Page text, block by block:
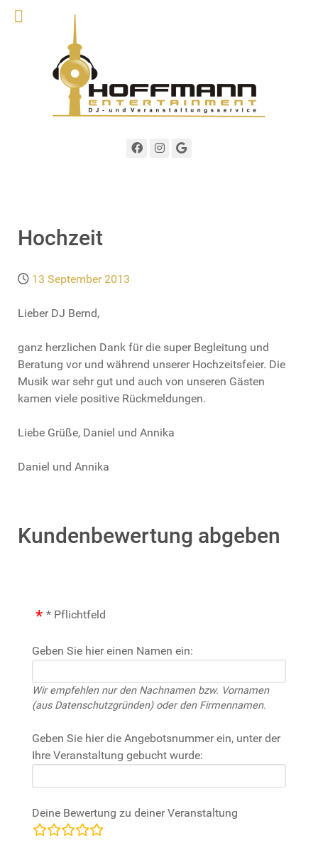
Hochzeit
13 September 2013
Lieber DJ Bernd,
ganz herzlichen Dank für die super Begleitung und
Beratung vor und während unserer Hochzeitsfeier. Die
Musik war sehr gut und auch von unseren Gästen
kamen viele positive Rückmeldungen.
Liebe Grüße, Daniel und Annika
Daniel und Annika
Kundenbewertung abgeben
* Pflichtfeld
Geben Sie hier einen Namen ein:
Wir empfehlen nur den Nachnamen bzw. Vornamen
(aus Datenschutzgründen) oder den Firmennamen.
Geben Sie hier die Angebotsnummer ein, unter der
Ihre Veranstaltung gebucht wurde:
Deine Bewertung zu deiner Veranstaltung
Bewertungsfelder